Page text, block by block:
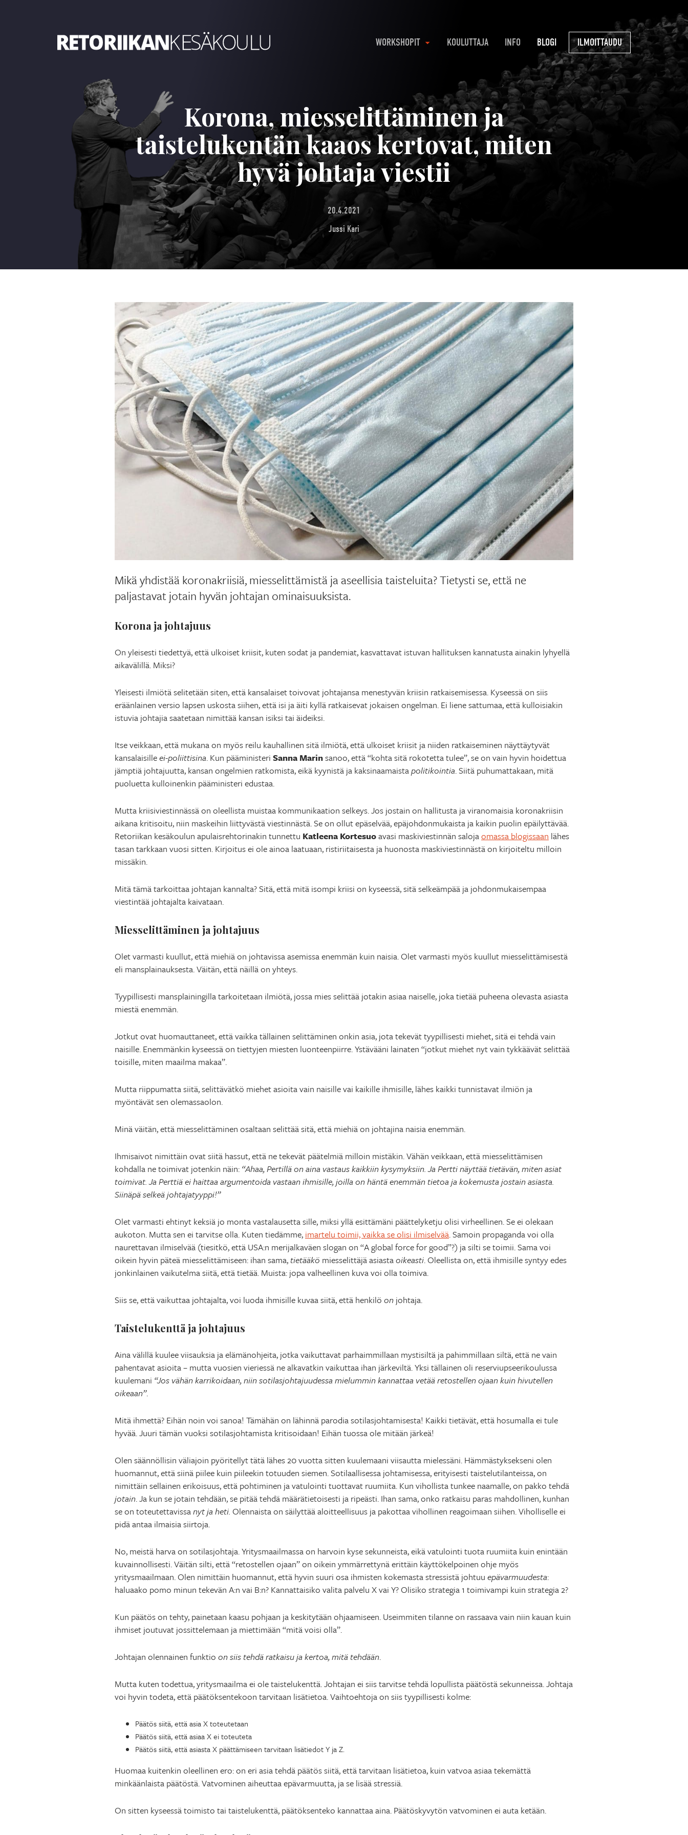
WORKSHOPIT KOULUTTAJA INFO BLOGI ILMOITTAUDU
Korona, miesselittäminen ja
taistelukentän kaaos kertovat, miten
hyvä johtaja viestii
20.4.2021
Jussi Kari
Mikä yhdistää koronakriisiä, miesselittämistä ja aseellisia taisteluita? Tietysti se, että ne
paljastavat jotain hyvän johtajan ominaisuuksista.
Korona ja johtajuus
On yleisesti tiedettyä, että ulkoiset kriisit, kuten sodat ja pandemiat, kasvattavat istuvan hallituksen kannatusta ainakin lyhyellä
aikavälillä. Miksi?
Yleisesti ilmiötä selitetään siten, että kansalaiset toivovat johtajansa menestyvän kriisin ratkaisemisessa. Kyseessä on siis
eräänlainen versio lapsen uskosta siihen, että isi ja äiti kyllä ratkaisevat jokaisen ongelman. Ei liene sattumaa, että kulloisiakin
istuvia johtajia saatetaan nimittää kansan isiksi tai äideiksi.
Itse veikkaan, että mukana on myös reilu kauhallinen sitä ilmiötä, että ulkoiset kriisit ja niiden ratkaiseminen näyttäytyvät
kansalaisilleei-poliittisina. Kun pääministeri Sanna Marinsanoo, että “kohta sitä rokotetta tulee”, se on vain hyvin hoidettua
jämptiä johtajuutta, kansan ongelmien ratkomista, eikä kyynistä ja kaksinaamaistapolitikointia. Siitä puhumattakaan, mitä
puoluetta kulloinenkin pääministeri edustaa.
Mutta kriisiviestinnässä on oleellista muistaa kommunikaation selkeys. Jos jostain on hallitusta ja viranomaisia koronakriisin
aikana kritisoitu, niin maskeihin liittyvästä viestinnästä. Se on ollut epäselvää, epäjohdonmukaista ja kaikin puolin epäilyttävää.
Retoriikan kesäkoulun apulaisrehtorinakin tunnettu Katleena Kortesuoavasi maskiviestinnän salojaomassa blogissaan lähes
tasan tarkkaan vuosi sitten. Kirjoitus ei ole ainoa laatuaan, ristiriitaisesta ja huonosta maskiviestinnästä on kirjoiteltu milloin
missäkin.
Mitä tämä tarkoittaa johtajan kannalta? Sitä, että mitä isompi kriisi on kyseessä, sitä selkeämpää ja johdonmukaisempaa
viestintää johtajalta kaivataan.
Miesselittäminen ja johtajuus
Olet varmasti kuullut, että miehiä on johtavissa asemissa enemmän kuin naisia. Olet varmasti myös kuullut miesselittämisestä
eli mansplainauksesta. Väitän, että näillä on yhteys.
Tyypillisesti mansplainingilla tarkoitetaan ilmiötä, jossa mies selittää jotakin asiaa naiselle, joka tietää puheena olevasta asiasta
miestä enemmän.
Jotkut ovat huomauttaneet, että vaikka tällainen selittäminen onkin asia, jota tekevät tyypillisesti miehet, sitä ei tehdä vain
naisille. Enemmänkin kyseessä on tiettyjen miesten luonteenpiirre. Ystävääni lainaten “jotkut miehet nyt vain tykkäävät selittää
toisille, miten maailma makaa”.
Mutta riippumatta siitä, selittävätkö miehet asioita vain naisille vai kaikille ihmisille, lähes kaikki tunnistavat ilmiön ja
myöntävät sen olemassaolon.
Minä väitän, että miesselittäminen osaltaan selittää sitä, että miehiä on johtajina naisia enemmän.
Ihmisaivot nimittäin ovat siitä hassut, että ne tekevät päätelmiä milloin mistäkin. Vähän veikkaan, että miesselittämisen
kohdalla ne toimivat jotenkin näin: “Ahaa, Pertillä on aina vastaus kaikkiin kysymyksiin. Ja Pertti näyttää tietävän, miten asiat
toimivat. Ja Perttiä ei haittaa argumentoida vastaan ihmisille, joilla on häntä enemmän tietoa ja kokemusta jostain asiasta.
Siinäpä selkeä johtajatyyppi!”
Olet varmasti ehtinyt keksiä jo monta vastalausetta sille, miksi yllä esittämäni päättelyketju olisi virheellinen. Se ei olekaan
aukoton. Mutta sen ei tarvitse olla. Kuten tiedämme, imartelu toimii, vaikka se olisi ilmiselvää. Samoin propaganda voi olla
naurettavan ilmiselvää (tiesitkö, että USA:n merijalkaväen slogan on “A global force for good”?) ja silti se toimii. Sama voi
oikein hyvin päteä miesselittämiseen: ihan sama, tietääkö miesselittäjä asiastaoikeasti. Oleellista on, että ihmisille syntyy edes
jonkinlainen vaikutelma siitä, että tietää. Muista: jopa valheellinen kuva voi olla toimiva.
Siis se, että vaikuttaa johtajalta, voi luoda ihmisille kuvaa siitä, että henkilö on johtaja.
Taistelukenttä ja johtajuus
Aina välillä kuulee viisauksia ja elämänohjeita, jotka vaikuttavat parhaimmillaan mystisiltä ja pahimmillaan siltä, että ne vain
pahentavat asioita – mutta vuosien vieriessä ne alkavatkin vaikuttaa ihan järkeviltä. Yksi tällainen oli reserviupseerikoulussa
kuulemani “Jos vähän karrikoidaan, niin sotilasjohtajuudessa mielummin kannattaa vetää retostellen ojaan kuin hivutellen
oikeaan”.
Mitä ihmettä? Eihän noin voi sanoa! Tämähän on lähinnä parodia sotilasjohtamisesta! Kaikki tietävät, että hosumalla ei tule
hyvää. Juuri tämän vuoksi sotilasjohtamista kritisoidaan! Eihän tuossa ole mitään järkeä!
Olen säännöllisin väliajoin pyöritellyt tätä lähes 20 vuotta sitten kuulemaani viisautta mielessäni. Hämmästyksekseni olen
huomannut, että siinä piilee kuin piileekin totuuden siemen. Sotilaallisessa johtamisessa, erityisesti taistelutilanteissa, on
nimittäin sellainen erikoisuus, että pohtiminen ja vatulointi tuottavat ruumiita. Kun vihollista tunkee naamalle, on pakko tehdä
jotain. Ja kun se jotain tehdään, se pitää tehdä määrätietoisesti ja ripeästi. Ihan sama, onko ratkaisu paras mahdollinen, kunhan
se on toteutettavissanyt ja heti. Olennaista on säilyttää aloitteellisuus ja pakottaa vihollinen reagoimaan siihen. Viholliselle ei
pidä antaa ilmaisia siirtoja.
No, meistä harva on sotilasjohtaja. Yritysmaailmassa on harvoin kyse sekunneista, eikä vatulointi tuota ruumiita kuin enintään
kuvainnollisesti. Väitän silti, että “retostellen ojaan” on oikein ymmärrettynä erittäin käyttökelpoinen ohje myös
yritysmaailmaan. Olen nimittäin huomannut, että hyvin suuri osa ihmisten kokemasta stressistä johtuu epävarmuudesta:
haluaako pomo minun tekevän A:n vai B:n? Kannattaisiko valita palvelu X vai Y? Olisiko strategia 1 toimivampi kuin strategia 2?
Kun päätös on tehty, painetaan kaasu pohjaan ja keskitytään ohjaamiseen. Useimmiten tilanne on rassaava vain niin kauan kuin
ihmiset joutuvat jossittelemaan ja miettimään “mitä voisi olla”.
Johtajan olennainen funktio on siis tehdä ratkaisu ja kertoa, mitä tehdään.
Mutta kuten todettua, yritysmaailma ei ole taistelukenttä. Johtajan ei siis tarvitse tehdä lopullista päätöstä sekunneissa. Johtaja
voi hyvin todeta, että päätöksentekoon tarvitaan lisätietoa. Vaihtoehtoja on siis tyypillisesti kolme:
Päätös siitä, että asia X toteutetaan
Päätös siitä, että asiaa X ei toteuteta
Päätös siitä, että asiasta X päättämiseen tarvitaan lisätiedot Y ja Z.
Huomaa kuitenkin oleellinen ero: on eri asia tehdä päätös siitä, että tarvitaan lisätietoa, kuin vatvoa asiaa tekemättä
minkäänlaista päätöstä. Vatvominen aiheuttaa epävarmuutta, ja se lisää stressiä.
On sitten kyseessä toimisto tai taistelukenttä, päätöksenteko kannattaa aina. Päätöskyvytön vatvominen ei auta ketään.